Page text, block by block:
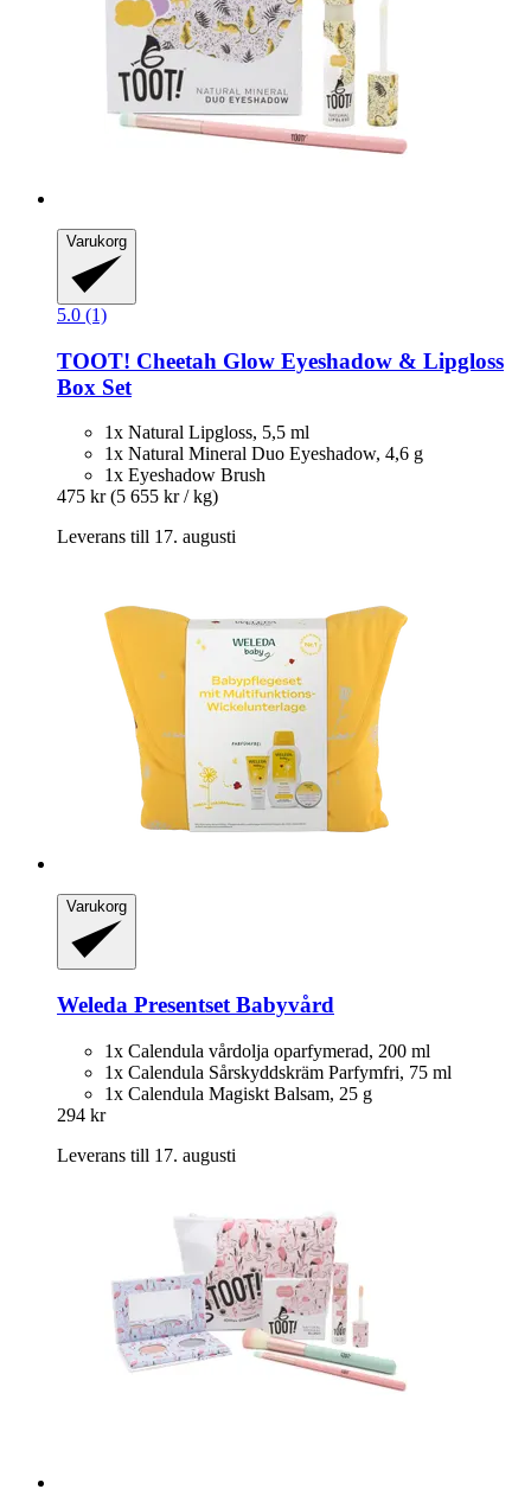
Varukorg
5.0 (1)
TOOT! Cheetah Glow Eyeshadow & Lipgloss
Box Set
1x Natural Lipgloss, 5,5 ml
1x Natural Mineral Duo Eyeshadow, 4,6 g
1x Eyeshadow Brush
475 kr (5 655 kr / kg)
Leverans till 17. augusti
Varukorg
Weleda Presentset Babyvård
1x Calendula vårdolja oparfymerad, 200 ml
1x Calendula Sårskyddskräm Parfymfri, 75 ml
1x Calendula Magiskt Balsam, 25 g
294 kr
Leverans till 17. augusti